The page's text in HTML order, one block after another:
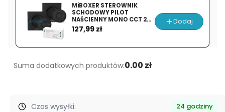
SLIM
12V
8.3A
100W
MiBOXER STEROWNIK
SCHODOWY PILOT
NAŚCIENNY MONO CCT 2x
K2 CZARNY + FUT036S
Cena
127,99 zł
Dodaj
Suma dodatkowych produktów:0.00 zł
Czas wysyłki: 24 godziny